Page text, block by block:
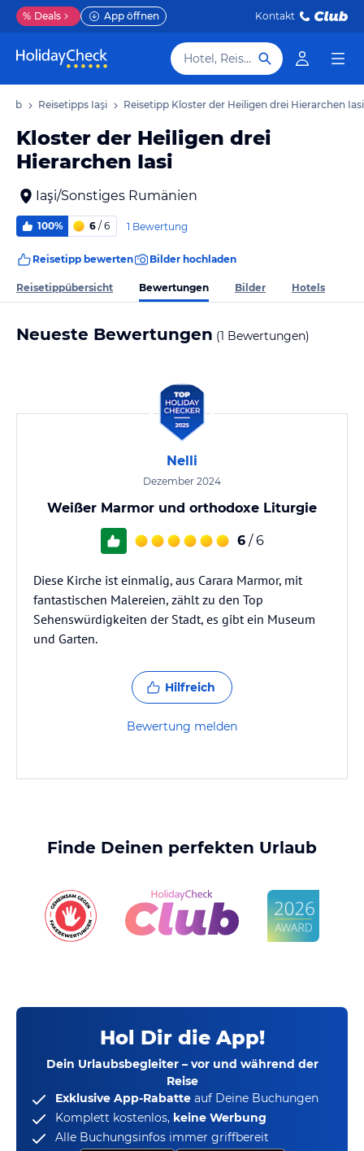
% Deals App öffnen Kontakt
Hotel, Reiseziel
Reisetipps Iaşi Reisetipp Kloster der Heiligen drei Hierarchen Iasi
Kloster der Heiligen drei
Hierarchen Iasi
Iaşi/Sonstiges Rumänien
100% 6 / 6 1 Bewertung
Reisetipp bewerten Bilder hochladen
Reisetippübersicht Bewertungen Bilder Hotels
Neueste Bewertungen (1 Bewertungen)
Nelli
Dezember 2024
Weißer Marmor und orthodoxe Liturgie
6 / 6
Diese Kirche ist einmalig, aus Carara Marmor, mit
fantastischen Malereien, zählt zu den Top
Sehenswürdigkeiten der Stadt, es gibt ein Museum
und Garten.
Hilfreich
Bewertung melden
Finde Deinen perfekten Urlaub
Hol Dir die App!
Dein Urlaubsbegleiter – vor und während der
Reise
Exklusive App-Rabatte auf Deine Buchungen
Komplett kostenlos, keine Werbung
Alle Buchungsinfos immer griffbereit